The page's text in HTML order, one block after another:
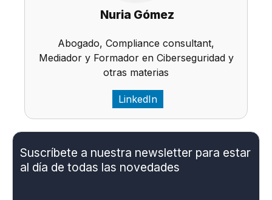
Nuria Gómez
Abogado, Compliance consultant,
Mediador y Formador en Ciberseguridad y
otras materias
LinkedIn
Suscríbete a nuestra newsletter para estar
al día de todas las novedades